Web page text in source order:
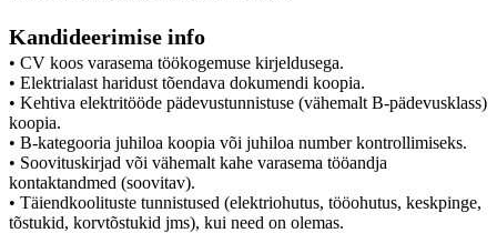
Kandideerimise info
• CV koos varasema töökogemuse kirjeldusega.
• Elektrialast haridust tõendava dokumendi koopia.
• Kehtiva elektritööde pädevustunnistuse (vähemalt B-pädevusklass)
koopia.
• B-kategooria juhiloa koopia või juhiloa number kontrollimiseks.
• Soovituskirjad või vähemalt kahe varasema tööandja
kontaktandmed (soovitav).
• Täiendkoolituste tunnistused (elektriohutus, tööohutus, keskpinge,
tõstukid, korvtõstukid jms), kui need on olemas.